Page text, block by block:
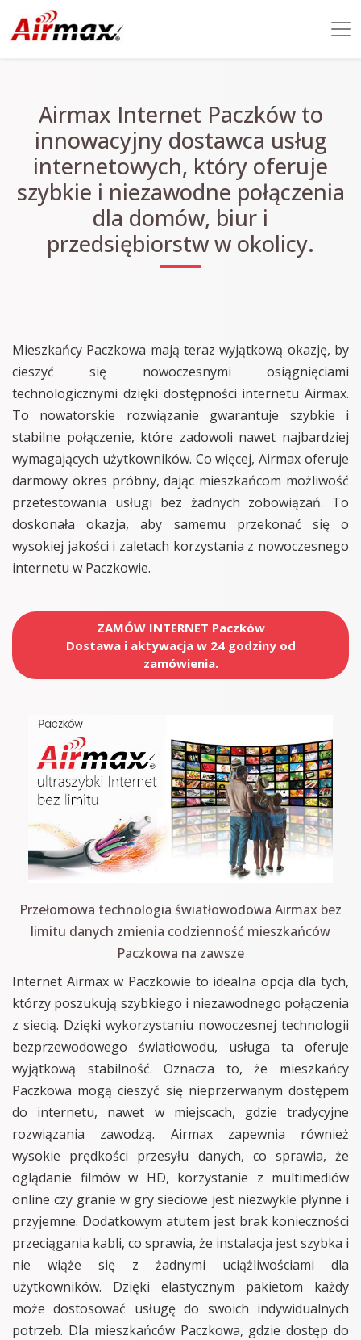
Airmax Internet Paczków to
innowacyjny dostawca usług
internetowych, który oferuje
szybkie i niezawodne połączenia
dla domów, biur i
przedsiębiorstw w okolicy.
Mieszkańcy Paczkowa mają teraz wyjątkową okazję, by
cieszyć się nowoczesnymi osiągnięciami
technologicznymi dzięki dostępności internetu Airmax.
To nowatorskie rozwiązanie gwarantuje szybkie i
stabilne połączenie, które zadowoli nawet najbardziej
wymagających użytkowników. Co więcej, Airmax oferuje
darmowy okres próbny, dając mieszkańcom możliwość
przetestowania usługi bez żadnych zobowiązań. To
doskonała okazja, aby samemu przekonać się o
wysokiej jakości i zaletach korzystania z nowoczesnego
internetu w Paczkowie.
ZAMÓW INTERNET Paczków
Dostawa i aktywacja w 24 godziny od
zamówienia.
Przełomowa technologia światłowodowa Airmax bez
limitu danych zmienia codzienność mieszkańców
Paczkowa na zawsze
Internet Airmax w Paczkowie to idealna opcja dla tych,
którzy poszukują szybkiego i niezawodnego połączenia
z siecią. Dzięki wykorzystaniu nowoczesnej technologii
bezprzewodowego światłowodu, usługa ta oferuje
wyjątkową stabilność. Oznacza to, że mieszkańcy
Paczkowa mogą cieszyć się nieprzerwanym dostępem
do internetu, nawet w miejscach, gdzie tradycyjne
rozwiązania zawodzą. Airmax zapewnia również
wysokie prędkości przesyłu danych, co sprawia, że
oglądanie filmów w HD, korzystanie z multimediów
online czy granie w gry sieciowe jest niezwykle płynne i
przyjemne. Dodatkowym atutem jest brak konieczności
przeciągania kabli, co sprawia, że instalacja jest szybka i
nie wiąże się z żadnymi uciążliwościami dla
użytkowników. Dzięki elastycznym pakietom każdy
może dostosować usługę do swoich indywidualnych
potrzeb. Dla mieszkańców Paczkowa, gdzie dostęp do